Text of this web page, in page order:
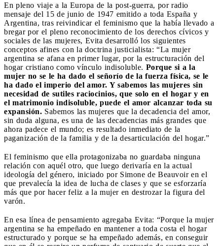
En pleno viaje a la Europa de la post-guerra, por radio
mensaje del 15 de junio de 1947 emitido a toda España y
Argentina, tras reivindicar el feminismo que la había llevado a
bregar por el pleno reconocimiento de los derechos cívicos y
sociales de las mujeres, Evita desarrolló los siguientes
conceptos afines con la doctrina justicialista: “La mujer
argentina se afana en primer lugar, por la estructuración del
hogar cristiano como vínculo indisoluble. Porque si a la
mujer no se le ha dado el señorío de la fuerza física, se le
ha dado el imperio del amor. Y sabemos las mujeres sin
necesidad de sutiles raciocinios, que solo en el hogar y en
el matrimonio indisoluble, puede el amor alcanzar toda su
expansión. Sabemos las mujeres que la decadencia del amor,
sin duda alguna, es una de las decadencias más grandes que
ahora padece el mundo; es resultado inmediato de la
paganización de la familia y de la desarticulación del hogar.”
El feminismo que ella protagonizaba no guardaba ninguna
relación con aquél otro, que luego derivaría en la actual
ideología del género, iniciado por Simone de Beauvoir en el
que prevalecía la idea de lucha de clases y que se esforzaría
más que por hacer feliz a la mujer en destrozar la figura del
varón.
En esa línea de pensamiento agregaba Evita: “Porque la mujer
argentina se ha empeñado en mantener a toda costa el hogar
estructurado y porque se ha empeñado además, en conseguir